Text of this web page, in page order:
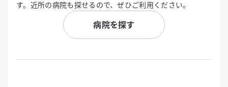
す。近所の病院も探せるので、ぜひご利用ください。
病院を探す